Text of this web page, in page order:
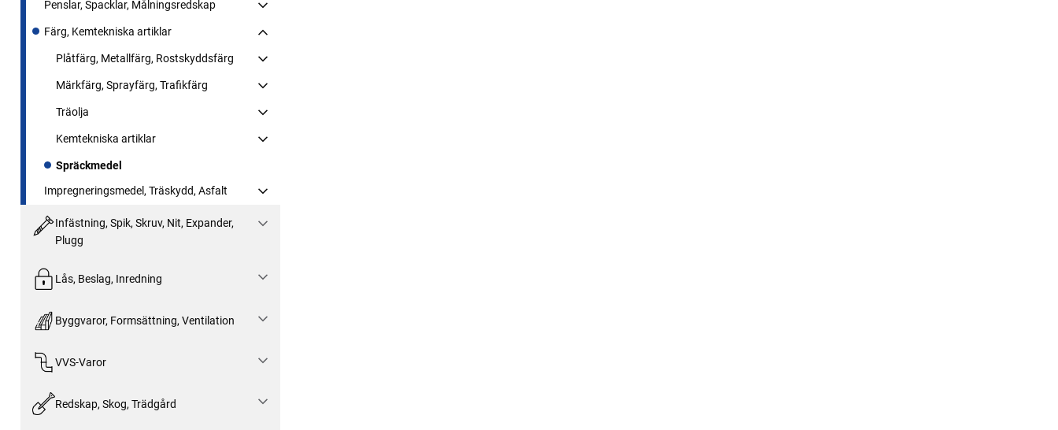
Penslar, Spacklar, Målningsredskap
Färg, Kemtekniska artiklar
Plåtfärg, Metallfärg, Rostskyddsfärg
Märkfärg, Sprayfärg, Trafikfärg
Träolja
Kemtekniska artiklar
Spräckmedel
Impregneringsmedel, Träskydd, Asfalt
Infästning, Spik, Skruv, Nit, Expander,
Plugg
Lås, Beslag, Inredning
Byggvaror, Formsättning, Ventilation
VVS-Varor
Redskap, Skog, Trädgård